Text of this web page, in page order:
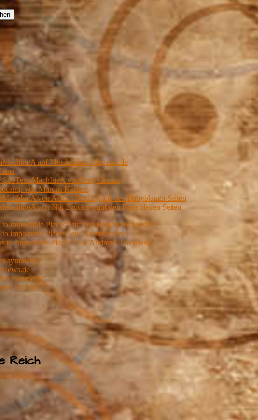
auf Musikzirkus-Magazin.de
SubTerraMachIneA von Prog Censor
von Marcus Kästner
von Achim Breiling auf den Babyblauen Seiten
von Nik Brückner auf den Babyblauen Seiten
impossible Places” auf den Babyblauen Seiten
impossible Places” auf Gaesteliste.de
to Impossible Places” von Andreas Pawlowski
symmetry”
symmetry”
2014/02
Reich